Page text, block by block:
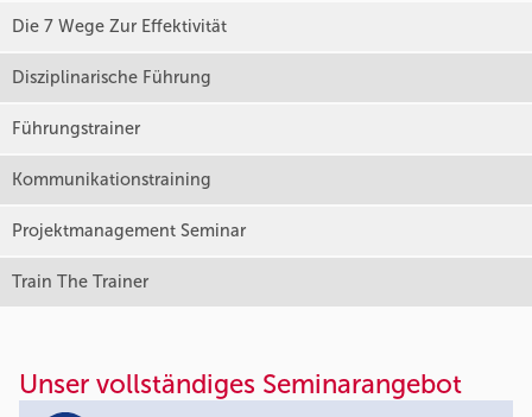
Die 7 Wege Zur Effektivität
Disziplinarische Führung
Führungstrainer
Kommunikationstraining
Projektmanagement Seminar
Train The Trainer
Unser vollständiges Seminarangebot